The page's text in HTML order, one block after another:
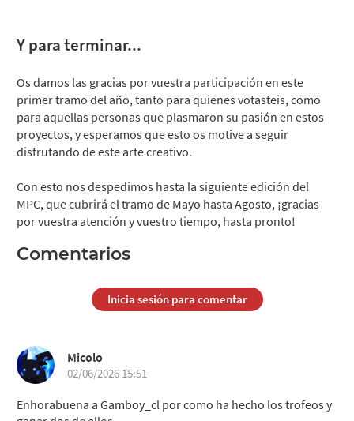
Y para terminar...
Os damos las gracias por vuestra participación en este
primer tramo del año, tanto para quienes votasteis, como
para aquellas personas que plasmaron su pasión en estos
proyectos, y esperamos que esto os motive a seguir
disfrutando de este arte creativo.
Con esto nos despedimos hasta la siguiente edición del
MPC, que cubrirá el tramo de Mayo hasta Agosto, ¡gracias
por vuestra atención y vuestro tiempo, hasta pronto!
Comentarios
Inicia sesión para comentar
Micolo
02/06/2026 15:51
Enhorabuena a Gamboy_cl por como ha hecho los trofeos y